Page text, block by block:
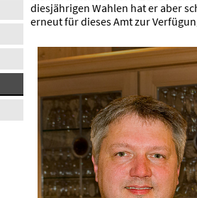
diesjährigen Wahlen hat er aber
erneut für dieses Amt zur